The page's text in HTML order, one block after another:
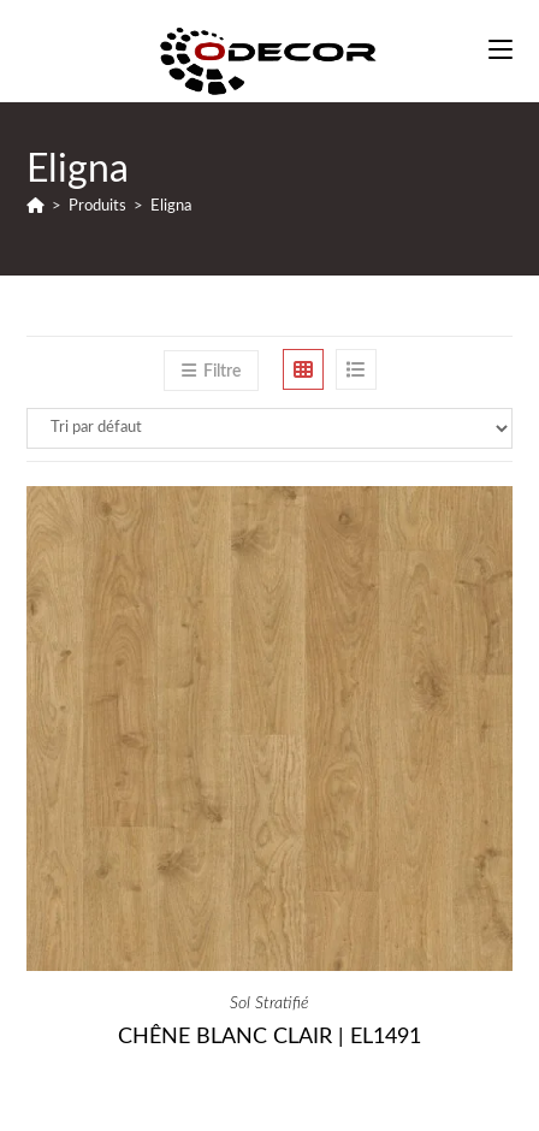
Eligna
> Produits > Eligna
Filtre
Sol Stratifié
CHÊNE BLANC CLAIR | EL1491